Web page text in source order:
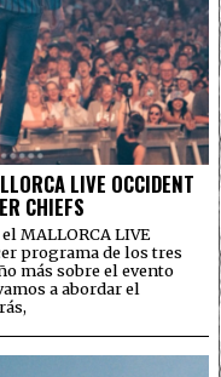
LIVE OCCIDENT
CHIEFS
MALLORCA LIVE
programa de los tres
más sobre el evento
a abordar el